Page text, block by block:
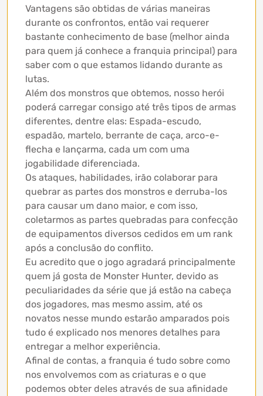
Vantagens são obtidas de várias maneiras
durante os confrontos, então vai requerer
bastante conhecimento de base (melhor ainda
para quem já conhece a franquia principal) para
saber com o que estamos lidando durante as
lutas.
Além dos monstros que obtemos, nosso herói
poderá carregar consigo até três tipos de armas
diferentes, dentre elas: Espada-escudo,
espadão, martelo, berrante de caça, arco-e-
flecha e lançarma, cada um com uma
jogabilidade diferenciada.
Os ataques, habilidades, irão colaborar para
quebrar as partes dos monstros e derruba-los
para causar um dano maior, e com isso,
coletarmos as partes quebradas para confecção
de equipamentos diversos cedidos em um rank
após a conclusão do conflito.
Eu acredito que o jogo agradará principalmente
quem já gosta de Monster Hunter, devido as
peculiaridades da série que já estão na cabeça
dos jogadores, mas mesmo assim, até os
novatos nesse mundo estarão amparados pois
tudo é explicado nos menores detalhes para
entregar a melhor experiência.
Afinal de contas, a franquia é tudo sobre como
nos envolvemos com as criaturas e o que
podemos obter deles através de sua afinidade